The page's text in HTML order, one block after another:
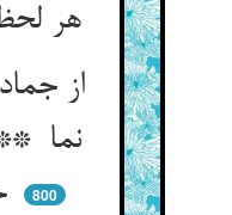
از
نما
حیات و ابتلا
800